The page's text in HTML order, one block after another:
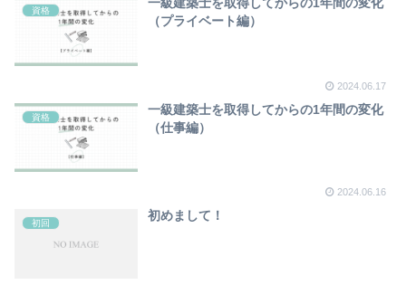
資格
（プライベート編）
2024.06.17
資格
一級建築士を取得してからの1年間の変化
（仕事編）
2024.06.16
初回
初めまして！